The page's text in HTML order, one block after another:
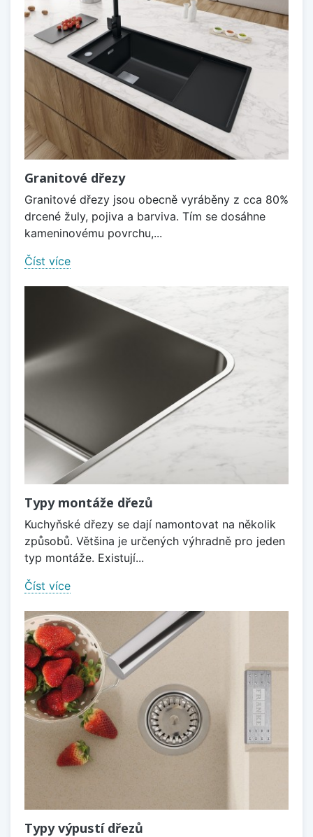
Granitové dřezy
Granitové dřezy jsou obecně vyráběny z cca 80%
drcené žuly, pojiva a barviva. Tím se dosáhne
kameninovému povrchu,...
Číst více
Typy montáže dřezů
Kuchyňské dřezy se dají namontovat na několik
způsobů. Většina je určených výhradně pro jeden
typ montáže. Existují...
Číst více
Typy výpustí dřezů